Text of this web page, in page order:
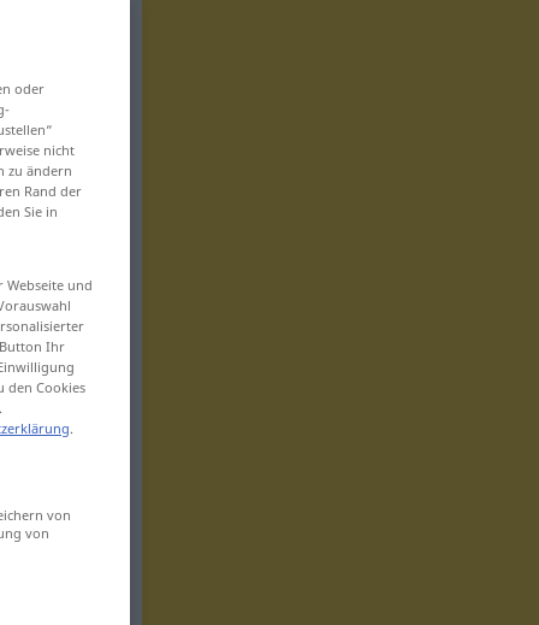
oder
nicht
zu ändern
Rand der
Sie in
und
Ihr
den Cookies
.
von
von